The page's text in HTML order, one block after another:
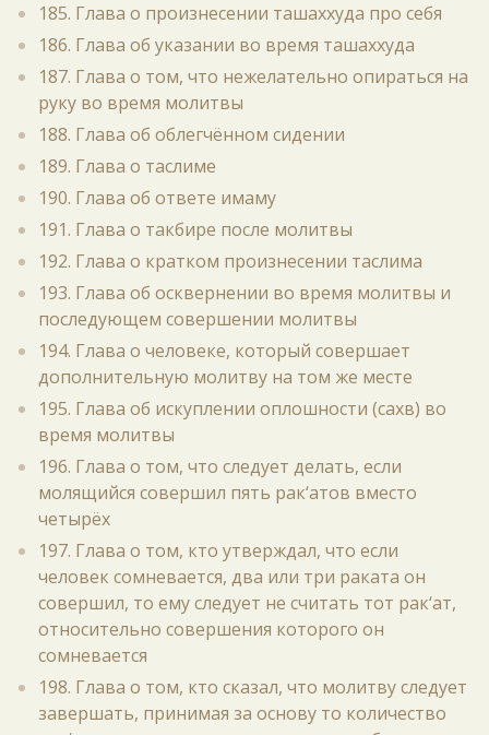
185. Глава о произнесении ташаххуда про себя
186. Глава об указании во время ташаххуда
187. Глава о том, что нежелательно опираться на
руку во время молитвы
188. Глава об облегчённом сидении
189. Глава о таслиме
190. Глава об ответе имаму
191. Глава о такбире после молитвы
192. Глава о кратком произнесении таслима
193. Глава об осквернении во время молитвы и
последующем совершении молитвы
194. Глава о человеке, который совершает
дополнительную молитву на том же месте
195. Глава об искуплении оплошности (сахв) во
время молитвы
196. Глава о том, что следует делать, если
молящийся совершил пять рак‘атов вместо
четырёх
197. Глава о том, кто утверждал, что если
человек сомневается, два или три раката он
совершил, то ему следует не считать тот рак‘ат,
относительно совершения которого он
сомневается
198. Глава о том, кто сказал, что молитву следует
завершать, принимая за основу то количество